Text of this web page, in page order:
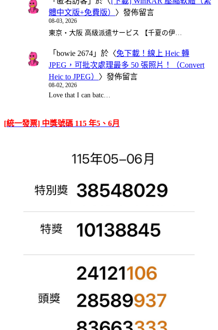
體中文版+免費版） 〉發佈留言
08-03, 2026
東京・大阪 高級派遣サービス 【千夏の伊…
「 bowie 2674 」於〈免下載！線上 Heic 轉
JPEG，可批次處理最多 50 張照片！（Convert
Heic to JPEG） 〉發佈留言
08-02, 2026
Love that I can batc…
[統一發票] 中獎號碼 115 年5、6月